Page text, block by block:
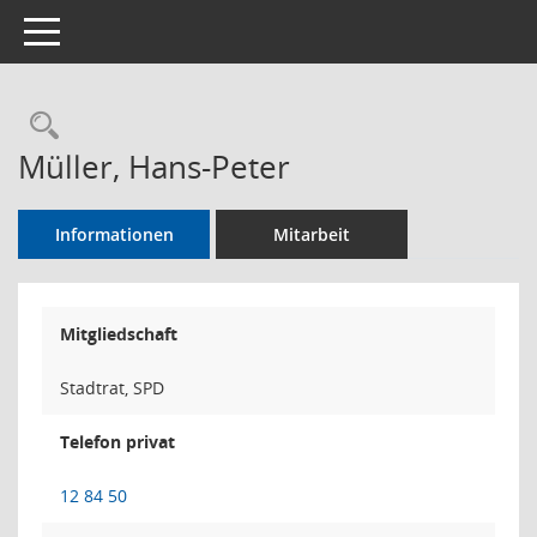
Toggle navigation
Rechercheauswahl
Müller, Hans-Peter
Informationen Mitarbeit
Mitgliedschaft
Stadtrat, SPD
Telefon privat
12 84 50